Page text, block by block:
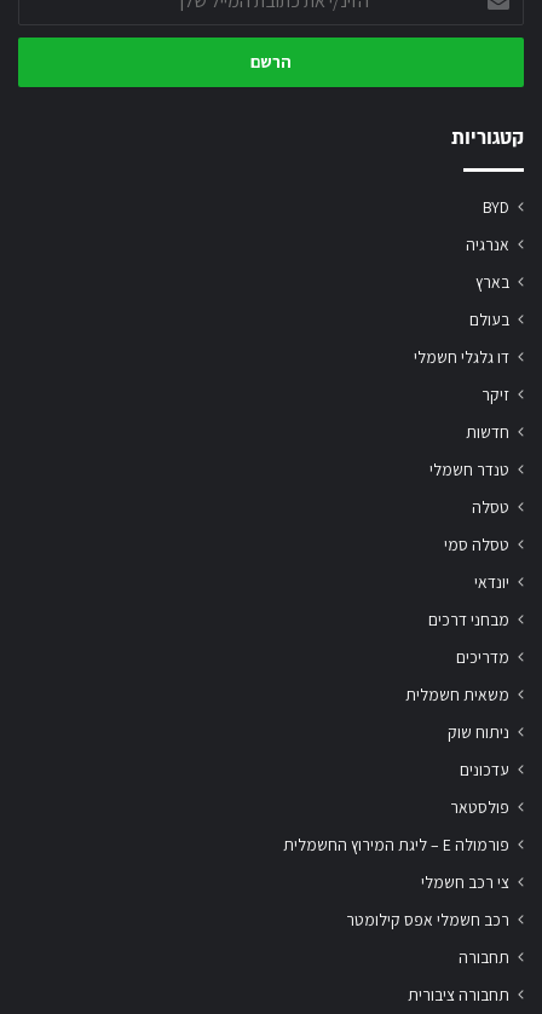
את
כתובת
שלך
קטגוריות
BYD
אנרגיה
בארץ
בעולם
דו גלגלי חשמלי
זיקר
חדשות
טנדר חשמלי
טסלה
טסלה סמי
יונדאי
מבחני דרכים
מדריכים
משאית חשמלית
ניתוח שוק
עדכונים
פולסטאר
פורמולה E – ליגת המירוץ החשמלית
צי רכב חשמלי
רכב חשמלי אפס קילומטר
תחבורה
תחבורה ציבורית